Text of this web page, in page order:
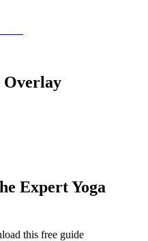
Overlay
Expert Yoga
this free guide